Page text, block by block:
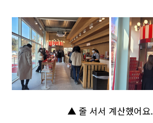
▲ 줄 서서 계산했어요.